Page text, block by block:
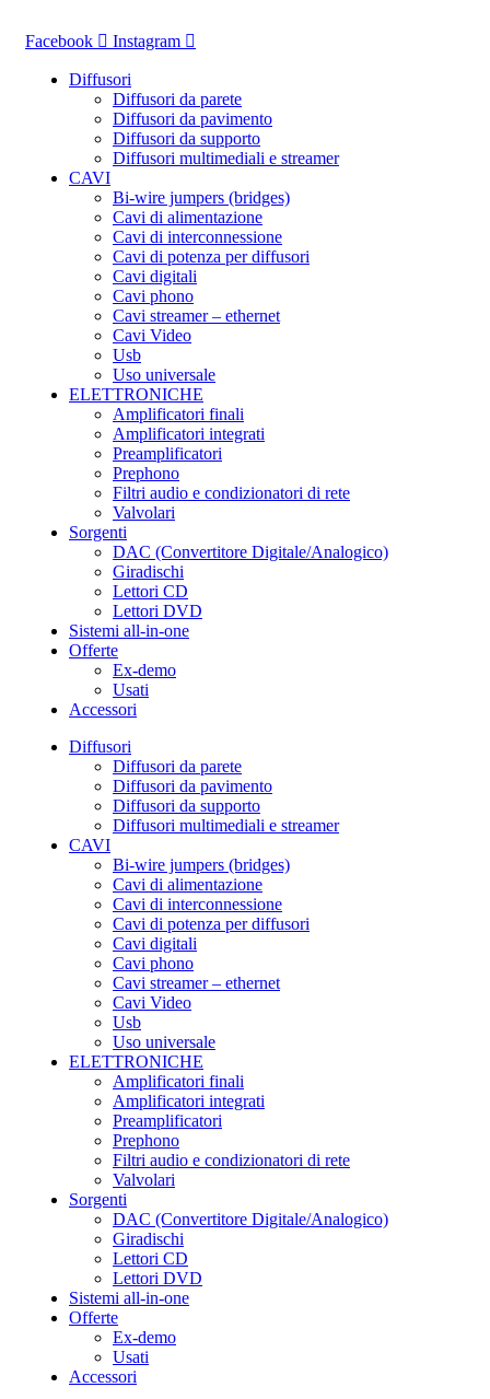
Facebook Instagram
Diffusori
Diffusori da parete
Diffusori da pavimento
Diffusori da supporto
Diffusori multimediali e streamer
CAVI
Bi-wire jumpers (bridges)
Cavi di alimentazione
Cavi di interconnessione
Cavi di potenza per diffusori
Cavi digitali
Cavi phono
Cavi streamer – ethernet
Cavi Video
Usb
Uso universale
ELETTRONICHE
Amplificatori finali
Amplificatori integrati
Preamplificatori
Prephono
Filtri audio e condizionatori di rete
Valvolari
Sorgenti
DAC (Convertitore Digitale/Analogico)
Giradischi
Lettori CD
Lettori DVD
Sistemi all-in-one
Offerte
Ex-demo
Usati
Accessori
Diffusori
Diffusori da parete
Diffusori da pavimento
Diffusori da supporto
Diffusori multimediali e streamer
CAVI
Bi-wire jumpers (bridges)
Cavi di alimentazione
Cavi di interconnessione
Cavi di potenza per diffusori
Cavi digitali
Cavi phono
Cavi streamer – ethernet
Cavi Video
Usb
Uso universale
ELETTRONICHE
Amplificatori finali
Amplificatori integrati
Preamplificatori
Prephono
Filtri audio e condizionatori di rete
Valvolari
Sorgenti
DAC (Convertitore Digitale/Analogico)
Giradischi
Lettori CD
Lettori DVD
Sistemi all-in-one
Offerte
Ex-demo
Usati
Accessori